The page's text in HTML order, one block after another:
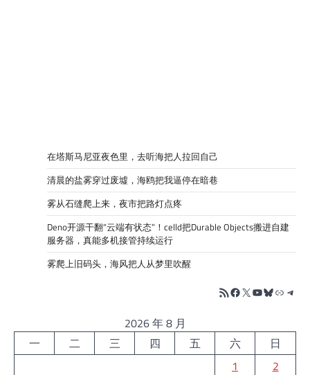
在塔斯马尼亚夜色里，去听海把人拉回自己
清晨的盐雾穿过废墟，海鸥把我逼停在暗巷
雾从石缝爬上来，夜市把路灯点疼
Deno开源干翻“云端有状态”！celld把Durable Objects搬进自建
服务器，真能多机接管持续运行
雾爬上旧码头，海风把人从梦里吹醒
RSS FeedFacebook
X YouTube
Bluesky
链接
2026 年 8 月
一
二 三 四 五 六
日
1
2